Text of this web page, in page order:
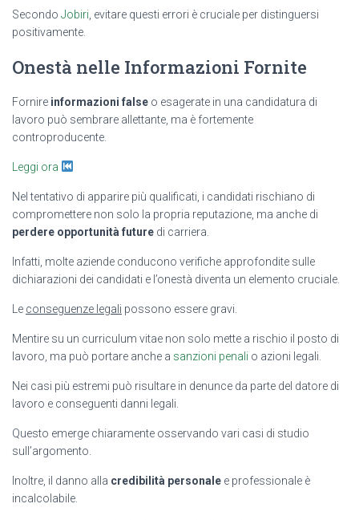
Secondo Jobiri , evitare questi errori è cruciale per distinguersi
positivamente.
Onestà nelle Informazioni Fornite
Fornire informazioni false o esagerate in una candidatura di
lavoro può sembrare allettante, ma è fortemente
controproducente.
Leggi ora
Nel tentativo di apparire più qualificati, i candidati rischiano di
compromettere non solo la propria reputazione, ma anche di
perdere opportunità future di carriera.
Infatti, molte aziende conducono verifiche approfondite sulle
dichiarazioni dei candidati e l’onestà diventa un elemento cruciale.
Le conseguenze legali possono essere gravi.
Mentire su un curriculum vitae non solo mette a rischio il posto di
lavoro, ma può portare anche a sanzioni penali o azioni legali.
Nei casi più estremi può risultare in denunce da parte del datore di
lavoro e conseguenti danni legali.
Questo emerge chiaramente osservando vari casi di studio
sull’argomento.
Inoltre, il danno alla credibilità personale e professionale è
incalcolabile.